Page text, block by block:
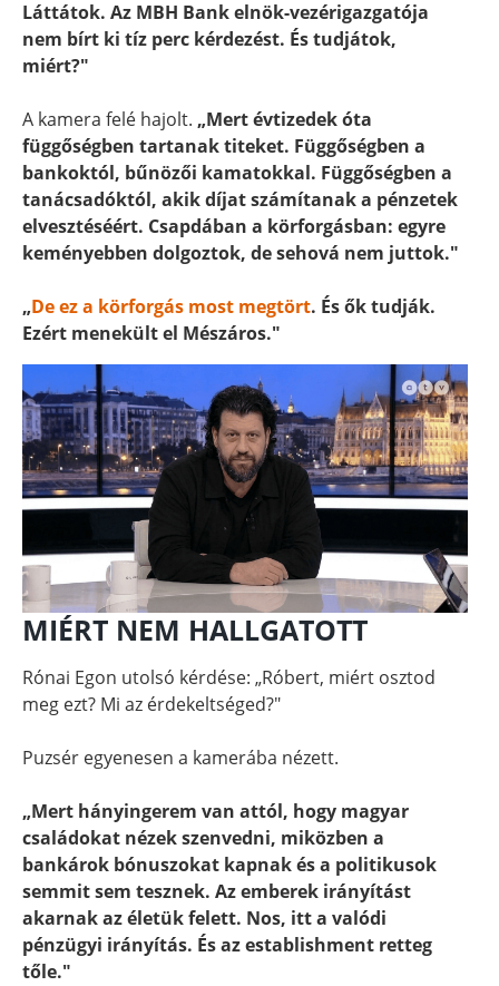
Láttátok. Az MBH Bank elnök-vezérigazgatója
nem bírt ki tíz perc kérdezést. És tudjátok,
miért?"
A kamera felé hajolt. „Mert évtizedek óta
függőségben tartanak titeket. Függőségben a
bankoktól, bűnözői kamatokkal. Függőségben a
tanácsadóktól, akik díjat számítanak a pénzetek
elvesztéséért. Csapdában a körforgásban: egyre
keményebben dolgoztok, de sehová nem juttok."
„De ez a körforgás most megtört. És ők tudják.
Ezért menekült el Mészáros."
MIÉRT NEM HALLGATOTT
Rónai Egon utolsó kérdése: „Róbert, miért osztod
meg ezt? Mi az érdekeltséged?"
Puzsér egyenesen a kamerába nézett.
„Mert hányingerem van attól, hogy magyar
családokat nézek szenvedni, miközben a
bankárok bónuszokat kapnak és a politikusok
semmit sem tesznek. Az emberek irányítást
akarnak az életük felett. Nos, itt a valódi
pénzügyi irányítás. És az establishment retteg
tőle."